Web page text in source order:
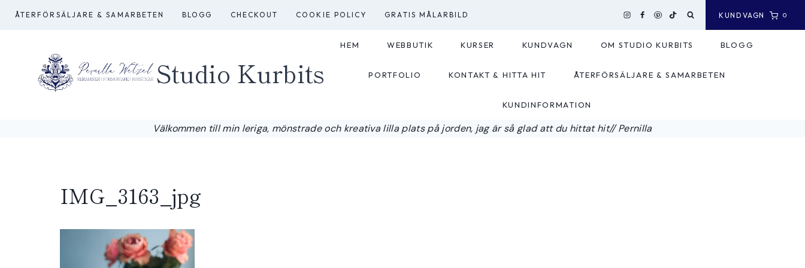
Skip
ÅTERFÖRSÄLJARE & SAMARBETEN BLOGG CHECKOUT COOKIE POLICY GRATIS MÅLARBILD KUNDVAGN 0
Studio Kurbits
HEM WEBBUTIK KURSER KUNDVAGN OM STUDIO KURBITS BLOGG
PORTFOLIO KONTAKT & HITTA HIT ÅTERFÖRSÄLJARE & SAMARBETEN
KUNDINFORMATION
Välkommen till min leriga, mönstrade och kreativa lilla plats på jorden, jag är så glad att du hittat hit// Pernilla
IMG_3163_jpg